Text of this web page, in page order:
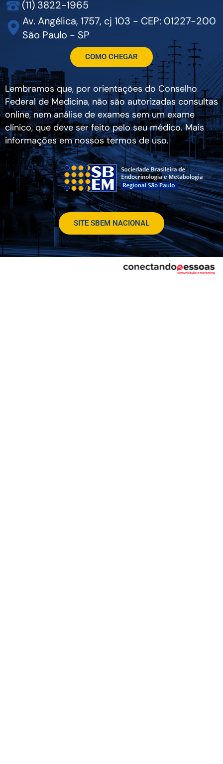
(11) 3822-1965
Av. Angélica, 1757, cj 103 - CEP: 01227-200
São Paulo - SP
COMO CHEGAR
Lembramos que, por orientações do Conselho
Federal de Medicina, não são autorizadas consultas
online, nem análise de exames sem um exame
clínico, que deve ser feito pelo seu médico. Mais
informações em nossos termos de uso.
SITE SBEM NACIONAL